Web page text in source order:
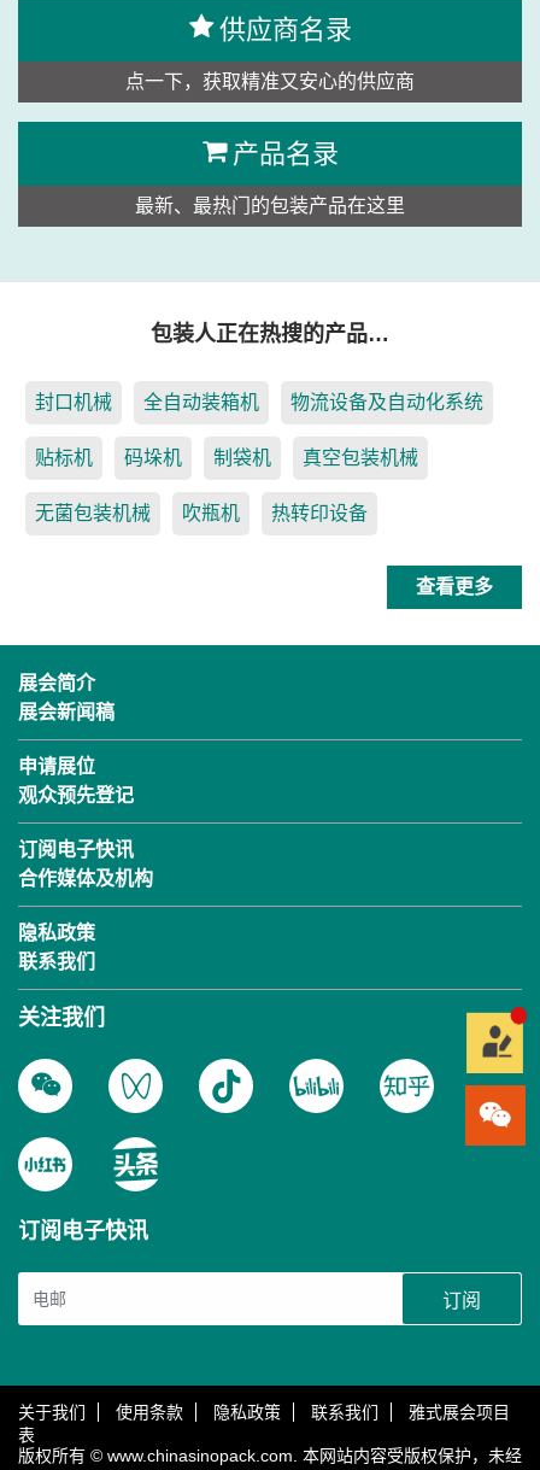
供应商名录
点一下，获取精准又安心的供应商
产品名录
最新、最热门的包装产品在这里
包装人正在热搜的产品…
封口机械 全自动装箱机 物流设备及自动化系统
贴标机 码垛机 制袋机 真空包装机械
无菌包装机械 吹瓶机 热转印设备
查看更多
展会简介
展会新闻稿
申请展位
观众预先登记
订阅电子快讯
合作媒体及机构
隐私政策
联系我们
关注我们
订阅电子快讯
订阅
关于我们 使用条款 隐私政策 联系我们
雅式展会项目
表
版权所有 © www.chinasinopack.com. 本网站内容受版权保护，未经